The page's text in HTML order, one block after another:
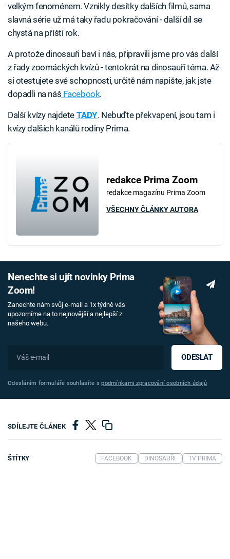
velkým fenoménem. Vznikly desítky dalších filmů, sama
slavná série už má taky řadu pokračování - další díl se
chystá na příští rok.
A protože dinosauři baví i nás, připravili jsme pro vás další
z řady zoomáckých kvízů - tentokrát na dinosauří téma. Až
si otestujete své schopnosti, určitě nám napište, jak jste
dopadli na náš Facebook.
Další kvízy najdete TADY. Nebuďte překvapení, jsou tam i
kvízy dalších kanálů rodiny Prima.
redakce Prima Zoom
redakce magazínu Prima Zoom
VŠECHNY ČLÁNKY AUTORA
Nenechte si ujít novinky Prima
Zoom!
Zanechte nám svůj e-mail a 1x týdně vás
upozorníme na to nejnovější a nejlepší z
našeho webu.
ODESLAT
Odesláním formuláře souhlasíte spodmínkami zpracování osobních údajů
SDÍLEJTE ČLÁNEK
ŠTÍTKY FACEBOOK DINOSAUŘI TV PRIMA